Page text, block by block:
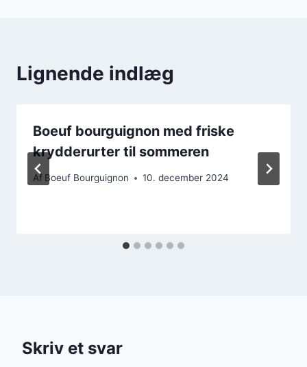
Lignende indlæg
Boeuf bourguignon med friske
krydderurter til sommeren
Af Boeuf Bourguignon 10. december 2024
Skriv et svar